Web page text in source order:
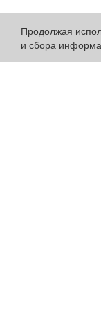
Продолжая
и сбора